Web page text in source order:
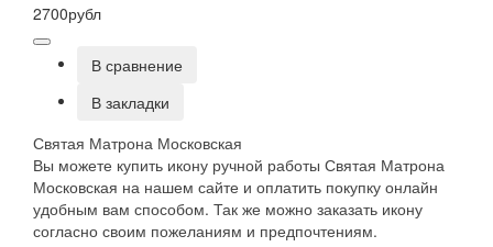
2700рубл
В сравнение
В закладки
Святая Матрона Московская
Вы можете купить икону ручной работы Святая Матрона
Московская на нашем сайте и оплатить покупку онлайн
удобным вам способом. Так же можно заказать икону
согласно своим пожеланиям и предпочтениям.